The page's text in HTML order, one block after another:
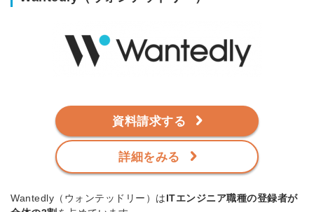
資料請求する
詳細をみる
Wantedly（ウォンテッドリー）はITエンジニア職種の登録者が